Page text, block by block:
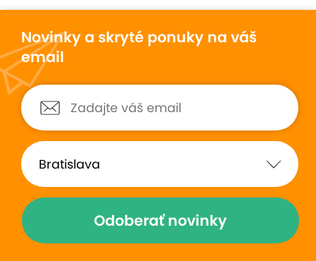
Novinky a skryté ponuky na váš
email
Odoberať novinky